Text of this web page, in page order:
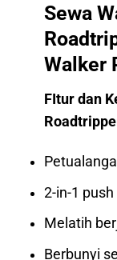
Sewa
Walker
FItur dan
2-in-1
Melatih
Berbunyi